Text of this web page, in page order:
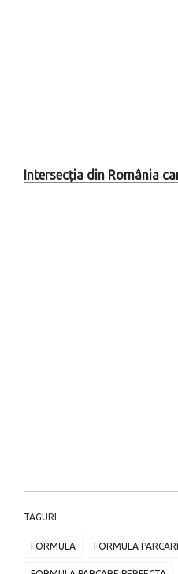
Intersecţia din România
TAGURI
FORMULA FORMULA